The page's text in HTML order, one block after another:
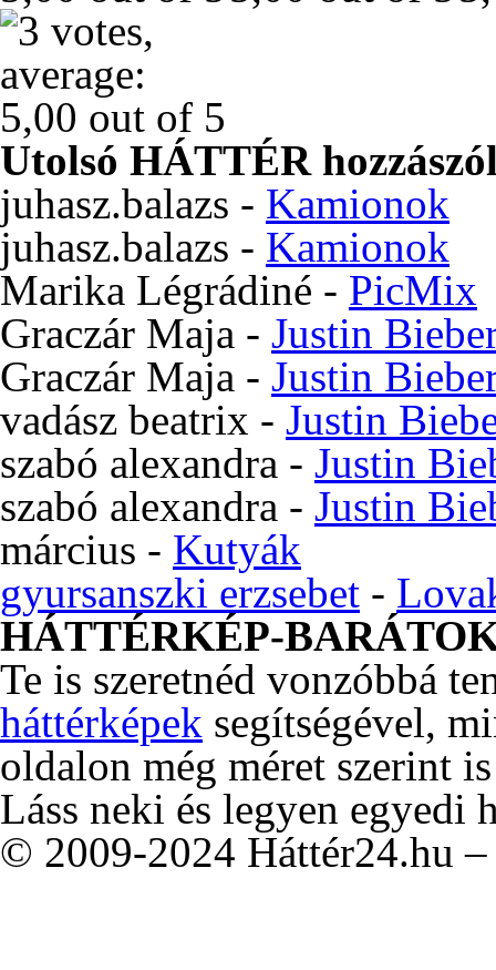
Utolsó HÁTTÉR
juhasz.balazs - Kamionok
juhasz.balazs - Kamionok
Marika Légrádiné - PicMix
Graczár Maja - Justin
Graczár Maja - Justin
vadász beatrix - Justin
szabó alexandra - Justin
szabó alexandra - Justin
március - Kutyák
gyursanszki erzsebet -
HÁTTÉRKÉP-
Te is szeretnéd vonzóbbá
háttérképek segítségével,
oldalon még méret szerint
Láss neki és legyen egyedi
© 2009-2024 Háttér24.hu